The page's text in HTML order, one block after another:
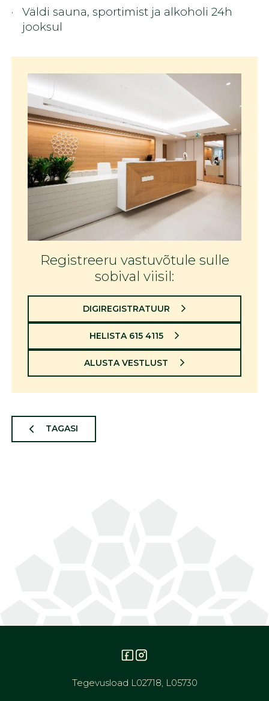
Väldi sauna, sportimist ja alkoholi 24h
jooksul
Registreeru vastuvõtule sulle
sobival viisil:
DIGIREGISTRATUUR
HELISTA 615 4115
ALUSTA VESTLUST
TAGASI
Tegevusload L02718, L05730